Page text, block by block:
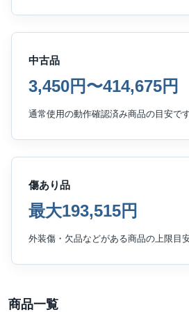
中古品
3,450円〜414,675円
通常使用の動作確認済み商品の目安です
傷あり品
最大193,515円
外装傷・欠品などがある商品の上限目安
商品一覧